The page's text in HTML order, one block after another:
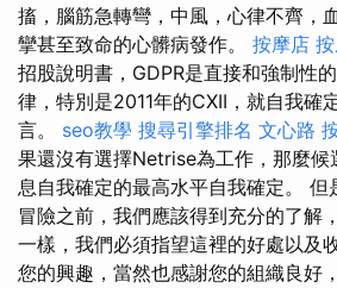
搐，腦筋急轉彎，中風，心律不齊，
攣甚至致命的心髒病發作。 按摩店
招股說明書，GDPR是直接和強制性
律，特別是2011年的CXII，就自我確
言。 seo教學 搜尋引擎排名 文心路
果還沒有選擇Netrise為工作，那麼候
息自我確定的最高水平自我確定。 但
冒險之前，我們應該得到充分的了解
一樣，我們必須指望這裡的好處以及
您的興趣，當然也感謝您的組織良好